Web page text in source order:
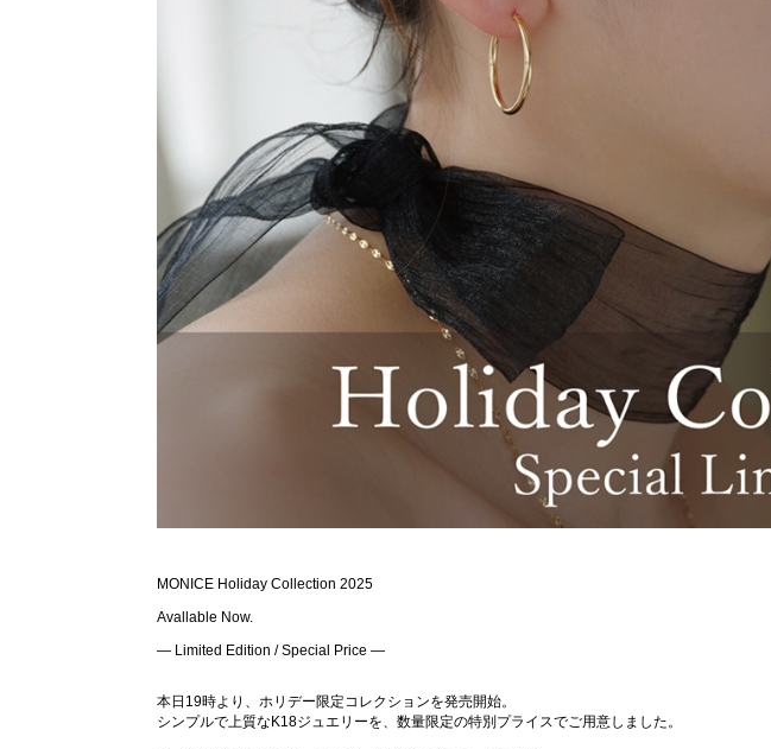
MONICE Holiday Collection 2025
Avallable Now.
— Limited Edition / Special Price —
本日19時より、ホリデー限定コレクションを発売開始。
シンプルで上質なK18ジュエリーを、数量限定の特別プライスでご用意しました。